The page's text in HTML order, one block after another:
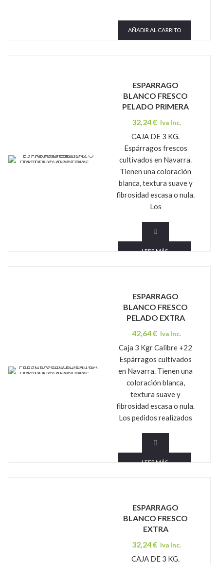
AÑADIR AL CARRITO
FRUTAS Y VERDURAS MORENO AMATRIA
ESPARRAGO
BLANCO FRESCO
PELADO PRIMERA
32,24€ Iva Inc.
CAJA DE 3 KG.
Espárragos frescos
cultivados en Navarra.
Tienen una coloración
blanca, textura suave y
fibrosidad escasa o nula.
Los
LEER MÁS
FRUTAS Y VERDURAS MORENO AMATRIA
ESPARRAGO
BLANCO FRESCO
PELADO EXTRA
42,64€ Iva Inc.
Caja 3 Kgr Calibre +22
Espárragos cultivados
en Navarra. Tienen una
coloración blanca,
textura suave y
fibrosidad escasa o nula.
Los pedidos realizados
LEER MÁS
ESPARRAGO
BLANCO FRESCO
EXTRA
32,24€ Iva Inc.
CAJA DE 3 KG.